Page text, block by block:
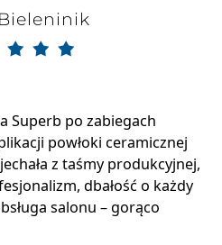
Superb po zabiegach
powłoki ceramicznej
z taśmy produkcyjnej,
dbałość o każdy
salonu – gorąco